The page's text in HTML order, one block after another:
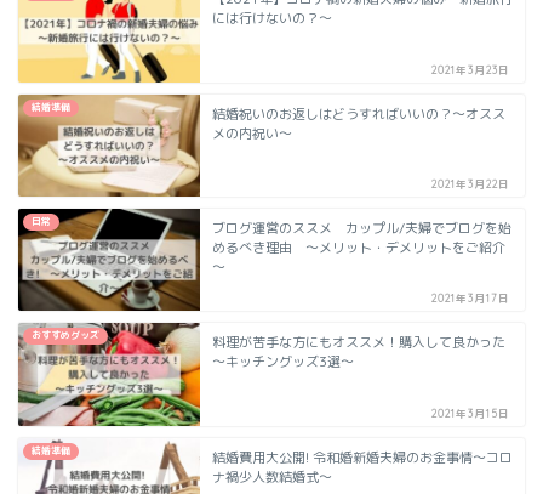
には行けないの？～
2021年3月23日
結婚準備
結婚祝いのお返しはどうすればいいの？～オスス
メの内祝い～
2021年3月22日
日常
ブログ運営のススメ カップル/夫婦でブログを始
めるべき理由 ～メリット・デメリットをご紹介
～
2021年3月17日
おすすめグッズ
料理が苦手な方にもオススメ！購入して良かった
～キッチングッズ3選～
2021年3月15日
結婚準備
結婚費用大公開! 令和婚新婚夫婦のお金事情～コロ
ナ禍少人数結婚式～